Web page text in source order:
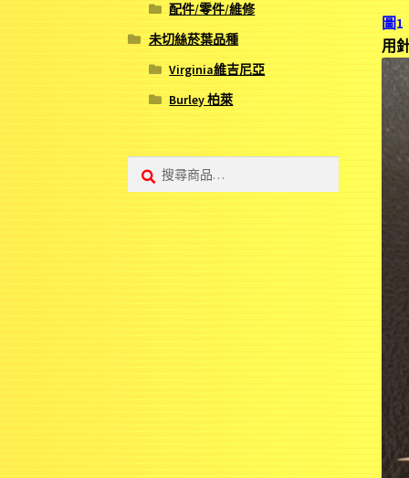
圖1
用
配件/零件/維修
未切絲菸葉品種
Virginia維吉尼亞
Burley 柏萊